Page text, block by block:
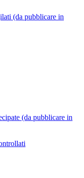
(da pubblicare in
(da pubblicare in